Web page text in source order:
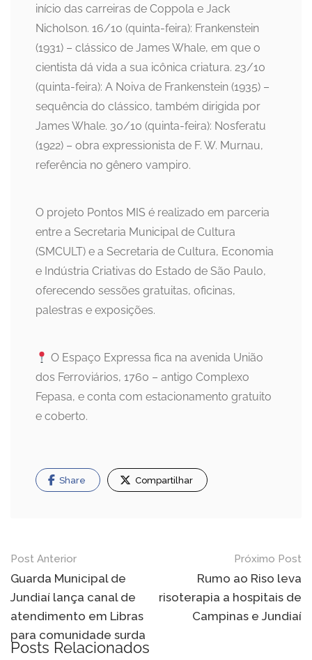
início das carreiras de Coppola e Jack
Nicholson. 16/10 (quinta-feira): Frankenstein
(1931) – clássico de James Whale, em que o
cientista dá vida a sua icônica criatura. 23/10
(quinta-feira): A Noiva de Frankenstein (1935) –
sequência do clássico, também dirigida por
James Whale. 30/10 (quinta-feira): Nosferatu
(1922) – obra expressionista de F. W. Murnau,
referência no gênero vampiro.
O projeto Pontos MIS é realizado em parceria
entre a Secretaria Municipal de Cultura
(SMCULT) e a Secretaria de Cultura, Economia
e Indústria Criativas do Estado de São Paulo,
oferecendo sessões gratuitas, oficinas,
palestras e exposições.
O Espaço Expressa fica na avenida União
dos Ferroviários, 1760 – antigo Complexo
Fepasa, e conta com estacionamento gratuito
e coberto.
Share Compartilhar
Navegação
de
Post
Post Anterior
Guarda Municipal de
Jundiaí lança canal de
atendimento em Libras
para comunidade surda
Próximo Post
Rumo ao Riso leva
risoterapia a hospitais de
Campinas e Jundiaí
Posts Relacionados